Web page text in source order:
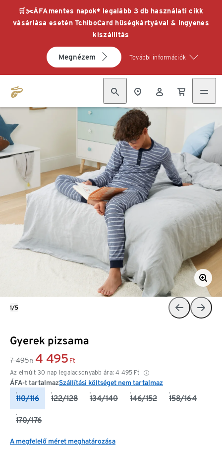
🛒✂️ÁFAmentes napok* legalább 3 db használati cikk
vásárlása esetén TchiboCard hűségkártyával & ingyenes
kiszállítás
Megnézem További információk
Gyerek pizsama
7 495 Ft 4 495 Ft
Az elmúlt 30 nap legalacsonyabb ára: 4 495 Ft
ÁFA-t tartalmazSzállítási költséget nem tartalmaz
110/116 122/128 134/140 146/152 158/164
170/176
A megfelelő méret meghatározása
1/5